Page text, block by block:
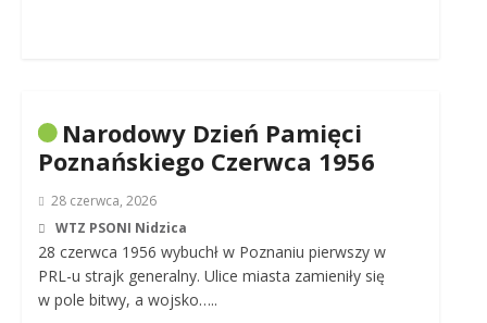
Narodowy Dzień Pamięci
Poznańskiego Czerwca 1956
28 czerwca, 2026
WTZ PSONI Nidzica
28 czerwca 1956 wybuchł w Poznaniu pierwszy w
PRL-u strajk generalny. Ulice miasta zamieniły się
w pole bitwy, a wojsko…..